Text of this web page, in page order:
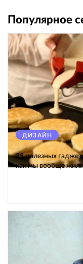
Популярное
ДИЗАЙН
25 полезных
как мы вообще жили